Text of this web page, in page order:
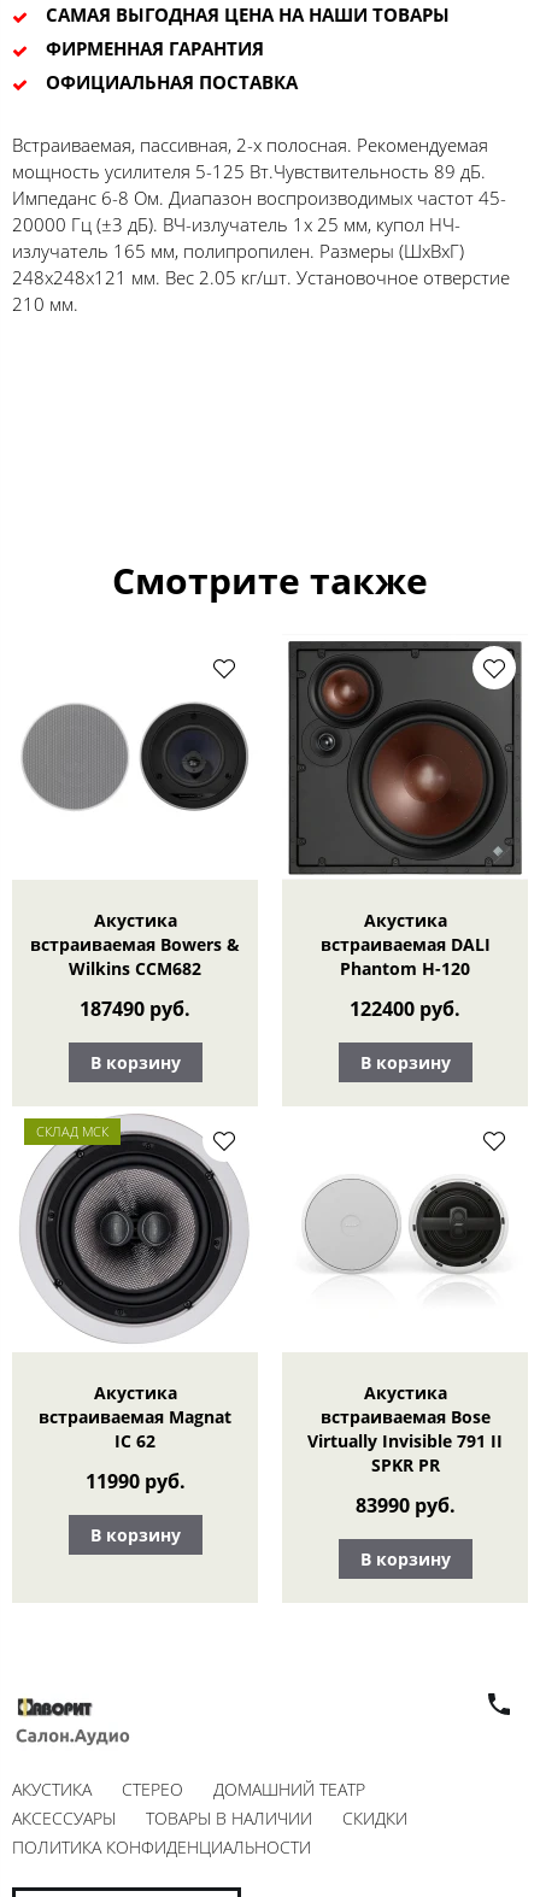
САМАЯ ВЫГОДНАЯ ЦЕНА НА НАШИ ТОВАРЫ
ФИРМЕННАЯ ГАРАНТИЯ
ОФИЦИАЛЬНАЯ ПОСТАВКА
Встраиваемая, пассивная, 2-х полосная. Рекомендуемая
мощность усилителя 5-125 Вт.Чувствительность 89 дБ.
Импеданс 6-8 Ом. Диапазон воспроизводимых частот 45-
20000 Гц (±3 дБ). ВЧ-излучатель 1x 25 мм, купол НЧ-
излучатель 165 мм, полипропилен. Размеры (ШхВхГ)
248x248x121 мм. Вес 2.05 кг/шт. Установочное отверстие
210 мм.
Смотрите также
Акустика
встраиваемая Bowers &
Wilkins CCM682
187490 руб.
В корзину
Акустика
встраиваемая DALI
Phantom H-120
122400 руб.
В корзину
СКЛАД МСК
Акустика
встраиваемая Magnat
IC 62
11990 руб.
В корзину
Акустика
встраиваемая Bose
Virtually Invisible 791 II
SPKR PR
83990 руб.
В корзину
АКУСТИКА СТЕРЕО
ДОМАШНИЙ ТЕАТР
АКСЕССУАРЫ
ТОВАРЫ В НАЛИЧИИ
СКИДКИ
ПОЛИТИКА КОНФИДЕНЦИАЛЬНОСТИ